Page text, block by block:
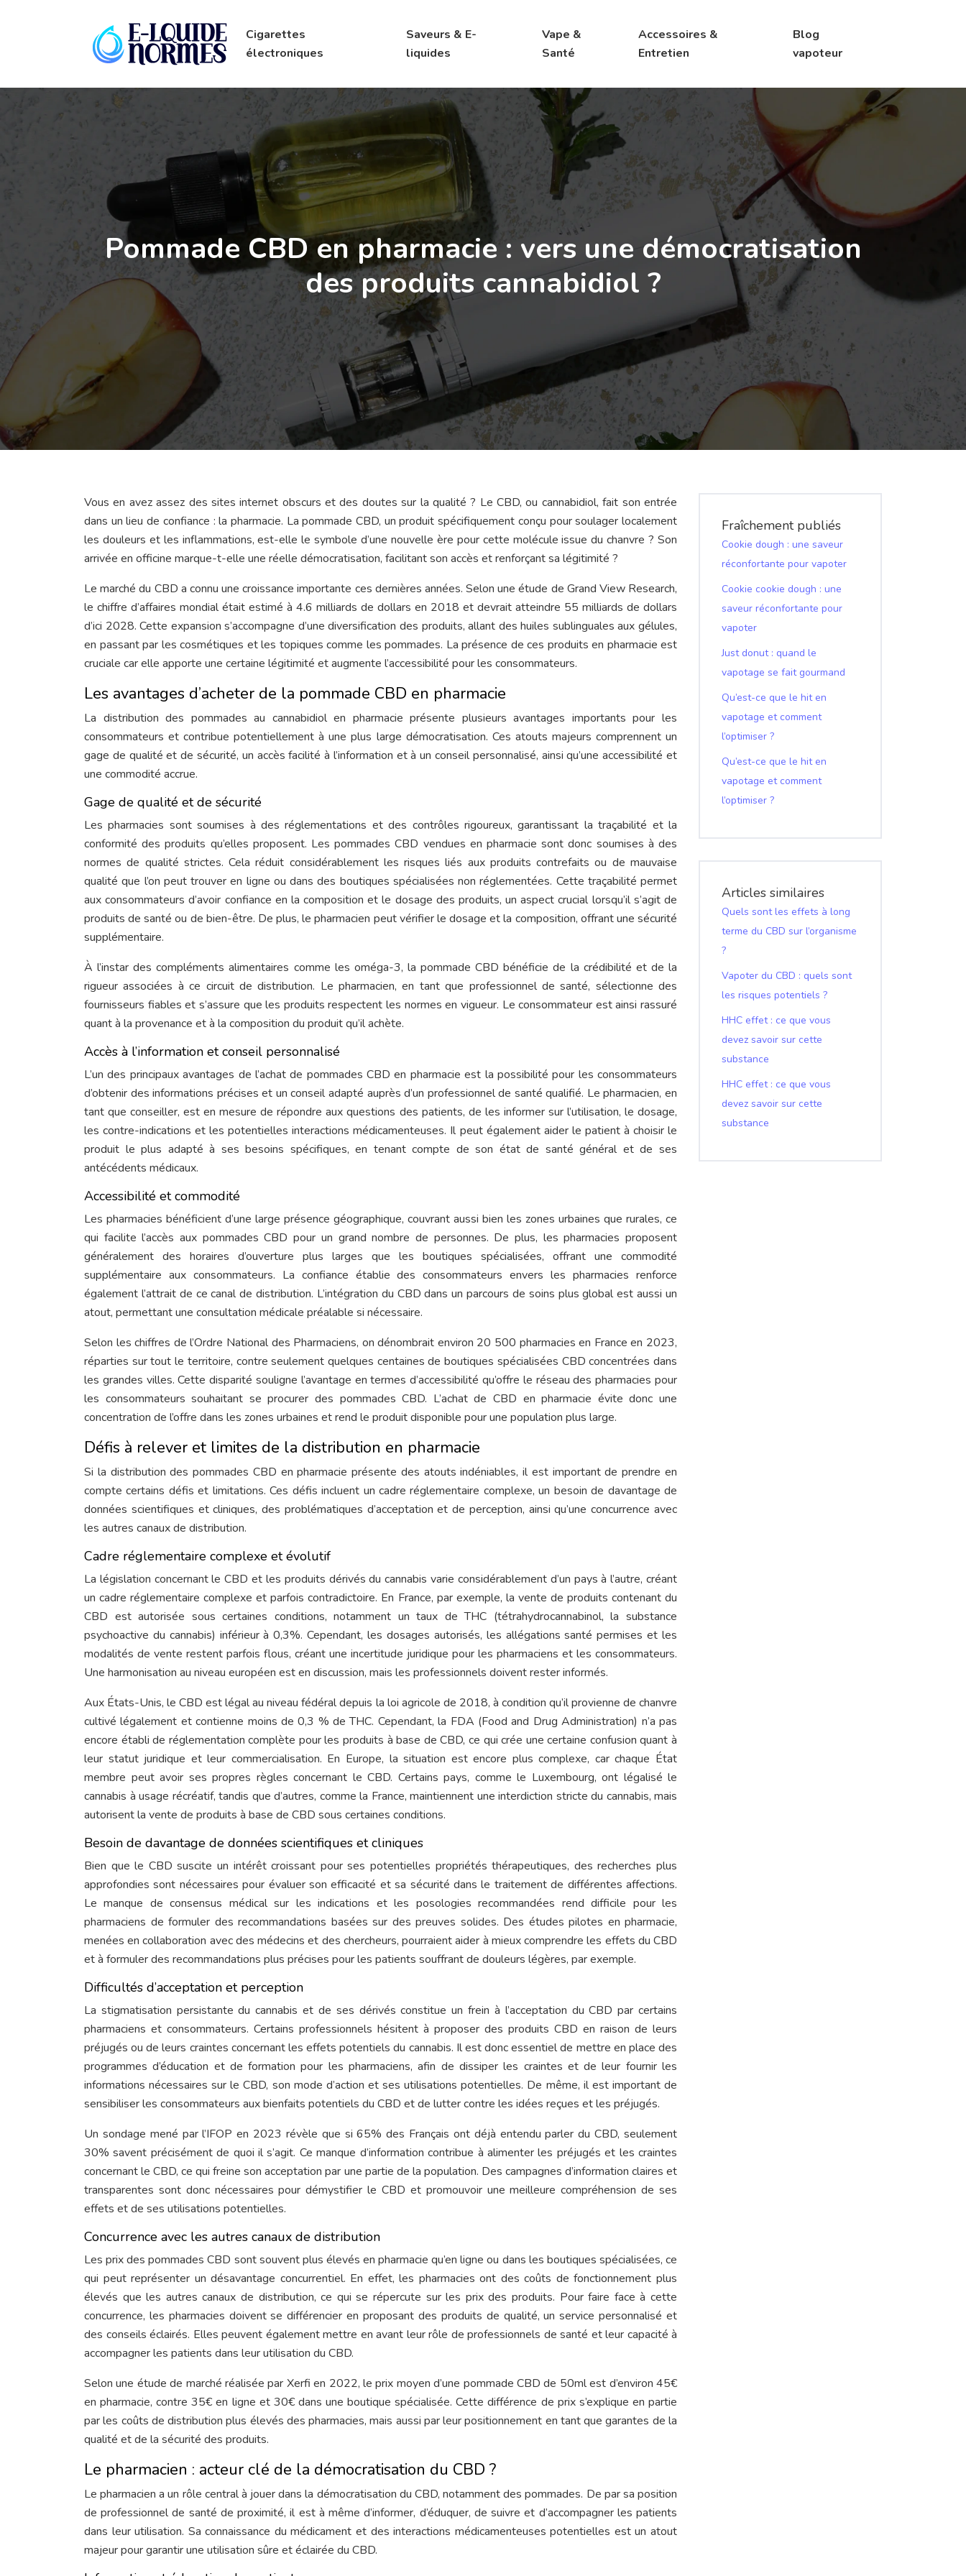
Cigarettes
électroniques
Saveurs & E-
liquides
Vape &
Santé
Accessoires &
Entretien
Blog
vapoteur
Pommade CBD en pharmacie : vers une démocratisation
des produits cannabidiol ?
Vous en avez assez des sites internet obscurs et des doutes sur la qualité ? Le CBD, ou cannabidiol, fait son entrée
dans un lieu de confiance : la pharmacie. La pommade CBD, un produit spécifiquement conçu pour soulager localement
les douleurs et les inflammations, est-elle le symbole d’une nouvelle ère pour cette molécule issue du chanvre ? Son
arrivée en officine marque-t-elle une réelle démocratisation, facilitant son accès et renforçant sa légitimité ?
Le marché du CBD a connu une croissance importante ces dernières années. Selon une étude de Grand View Research,
le chiffre d’affaires mondial était estimé à 4.6 milliards de dollars en 2018 et devrait atteindre 55 milliards de dollars
d’ici 2028. Cette expansion s’accompagne d’une diversification des produits, allant des huiles sublinguales aux gélules,
en passant par les cosmétiques et les topiques comme les pommades. La présence de ces produits en pharmacie est
cruciale car elle apporte une certaine légitimité et augmente l’accessibilité pour les consommateurs.
Les avantages d’acheter de la pommade CBD en pharmacie
La distribution des pommades au cannabidiol en pharmacie présente plusieurs avantages importants pour les
consommateurs et contribue potentiellement à une plus large démocratisation. Ces atouts majeurs comprennent un
gage de qualité et de sécurité, un accès facilité à l’information et à un conseil personnalisé, ainsi qu’une accessibilité et
une commodité accrue.
Gage de qualité et de sécurité
Les pharmacies sont soumises à des réglementations et des contrôles rigoureux, garantissant la traçabilité et la
conformité des produits qu’elles proposent. Les pommades CBD vendues en pharmacie sont donc soumises à des
normes de qualité strictes. Cela réduit considérablement les risques liés aux produits contrefaits ou de mauvaise
qualité que l’on peut trouver en ligne ou dans des boutiques spécialisées non réglementées. Cette traçabilité permet
aux consommateurs d’avoir confiance en la composition et le dosage des produits, un aspect crucial lorsqu’il s’agit de
produits de santé ou de bien-être. De plus, le pharmacien peut vérifier le dosage et la composition, offrant une sécurité
supplémentaire.
À l’instar des compléments alimentaires comme les oméga-3, la pommade CBD bénéficie de la crédibilité et de la
rigueur associées à ce circuit de distribution. Le pharmacien, en tant que professionnel de santé, sélectionne des
fournisseurs fiables et s’assure que les produits respectent les normes en vigueur. Le consommateur est ainsi rassuré
quant à la provenance et à la composition du produit qu’il achète.
Accès à l’information et conseil personnalisé
L’un des principaux avantages de l’achat de pommades CBD en pharmacie est la possibilité pour les consommateurs
d’obtenir des informations précises et un conseil adapté auprès d’un professionnel de santé qualifié. Le pharmacien, en
tant que conseiller, est en mesure de répondre aux questions des patients, de les informer sur l’utilisation, le dosage,
les contre-indications et les potentielles interactions médicamenteuses. Il peut également aider le patient à choisir le
produit le plus adapté à ses besoins spécifiques, en tenant compte de son état de santé général et de ses
antécédents médicaux.
Accessibilité et commodité
Les pharmacies bénéficient d’une large présence géographique, couvrant aussi bien les zones urbaines que rurales, ce
qui facilite l’accès aux pommades CBD pour un grand nombre de personnes. De plus, les pharmacies proposent
généralement des horaires d’ouverture plus larges que les boutiques spécialisées, offrant une commodité
supplémentaire aux consommateurs. La confiance établie des consommateurs envers les pharmacies renforce
également l’attrait de ce canal de distribution. L’intégration du CBD dans un parcours de soins plus global est aussi un
atout, permettant une consultation médicale préalable si nécessaire.
Selon les chiffres de l’Ordre National des Pharmaciens, on dénombrait environ 20 500 pharmacies en France en 2023,
réparties sur tout le territoire, contre seulement quelques centaines de boutiques spécialisées CBD concentrées dans
les grandes villes. Cette disparité souligne l’avantage en termes d’accessibilité qu’offre le réseau des pharmacies pour
les consommateurs souhaitant se procurer des pommades CBD. L’achat de CBD en pharmacie évite donc une
concentration de l’offre dans les zones urbaines et rend le produit disponible pour une population plus large.
Défis à relever et limites de la distribution en pharmacie
Si la distribution des pommades CBD en pharmacie présente des atouts indéniables, il est important de prendre en
compte certains défis et limitations. Ces défis incluent un cadre réglementaire complexe, un besoin de davantage de
données scientifiques et cliniques, des problématiques d’acceptation et de perception, ainsi qu’une concurrence avec
les autres canaux de distribution.
Cadre réglementaire complexe et évolutif
La législation concernant le CBD et les produits dérivés du cannabis varie considérablement d’un pays à l’autre, créant
un cadre réglementaire complexe et parfois contradictoire. En France, par exemple, la vente de produits contenant du
CBD est autorisée sous certaines conditions, notamment un taux de THC (tétrahydrocannabinol, la substance
psychoactive du cannabis) inférieur à 0,3%. Cependant, les dosages autorisés, les allégations santé permises et les
modalités de vente restent parfois flous, créant une incertitude juridique pour les pharmaciens et les consommateurs.
Une harmonisation au niveau européen est en discussion, mais les professionnels doivent rester informés.
Aux États-Unis, le CBD est légal au niveau fédéral depuis la loi agricole de 2018, à condition qu’il provienne de chanvre
cultivé légalement et contienne moins de 0,3 % de THC. Cependant, la FDA (Food and Drug Administration) n’a pas
encore établi de réglementation complète pour les produits à base de CBD, ce qui crée une certaine confusion quant à
leur statut juridique et leur commercialisation. En Europe, la situation est encore plus complexe, car chaque État
membre peut avoir ses propres règles concernant le CBD. Certains pays, comme le Luxembourg, ont légalisé le
cannabis à usage récréatif, tandis que d’autres, comme la France, maintiennent une interdiction stricte du cannabis, mais
autorisent la vente de produits à base de CBD sous certaines conditions.
Besoin de davantage de données scientifiques et cliniques
Bien que le CBD suscite un intérêt croissant pour ses potentielles propriétés thérapeutiques, des recherches plus
approfondies sont nécessaires pour évaluer son efficacité et sa sécurité dans le traitement de différentes affections.
Le manque de consensus médical sur les indications et les posologies recommandées rend difficile pour les
pharmaciens de formuler des recommandations basées sur des preuves solides. Des études pilotes en pharmacie,
menées en collaboration avec des médecins et des chercheurs, pourraient aider à mieux comprendre les effets du CBD
et à formuler des recommandations plus précises pour les patients souffrant de douleurs légères, par exemple.
Difficultés d’acceptation et perception
La stigmatisation persistante du cannabis et de ses dérivés constitue un frein à l’acceptation du CBD par certains
pharmaciens et consommateurs. Certains professionnels hésitent à proposer des produits CBD en raison de leurs
préjugés ou de leurs craintes concernant les effets potentiels du cannabis. Il est donc essentiel de mettre en place des
programmes d’éducation et de formation pour les pharmaciens, afin de dissiper les craintes et de leur fournir les
informations nécessaires sur le CBD, son mode d’action et ses utilisations potentielles. De même, il est important de
sensibiliser les consommateurs aux bienfaits potentiels du CBD et de lutter contre les idées reçues et les préjugés.
Un sondage mené par l’IFOP en 2023 révèle que si 65% des Français ont déjà entendu parler du CBD, seulement
30% savent précisément de quoi il s’agit. Ce manque d’information contribue à alimenter les préjugés et les craintes
concernant le CBD, ce qui freine son acceptation par une partie de la population. Des campagnes d’information claires et
transparentes sont donc nécessaires pour démystifier le CBD et promouvoir une meilleure compréhension de ses
effets et de ses utilisations potentielles.
Concurrence avec les autres canaux de distribution
Les prix des pommades CBD sont souvent plus élevés en pharmacie qu’en ligne ou dans les boutiques spécialisées, ce
qui peut représenter un désavantage concurrentiel. En effet, les pharmacies ont des coûts de fonctionnement plus
élevés que les autres canaux de distribution, ce qui se répercute sur les prix des produits. Pour faire face à cette
concurrence, les pharmacies doivent se différencier en proposant des produits de qualité, un service personnalisé et
des conseils éclairés. Elles peuvent également mettre en avant leur rôle de professionnels de santé et leur capacité à
accompagner les patients dans leur utilisation du CBD.
Selon une étude de marché réalisée par Xerfi en 2022, le prix moyen d’une pommade CBD de 50ml est d’environ 45€
en pharmacie, contre 35€ en ligne et 30€ dans une boutique spécialisée. Cette différence de prix s’explique en partie
par les coûts de distribution plus élevés des pharmacies, mais aussi par leur positionnement en tant que garantes de la
qualité et de la sécurité des produits.
Le pharmacien : acteur clé de la démocratisation du CBD ?
Le pharmacien a un rôle central à jouer dans la démocratisation du CBD, notamment des pommades. De par sa position
de professionnel de santé de proximité, il est à même d’informer, d’éduquer, de suivre et d’accompagner les patients
dans leur utilisation. Sa connaissance du médicament et des interactions médicamenteuses potentielles est un atout
majeur pour garantir une utilisation sûre et éclairée du CBD.
Fraîchement publiés
Cookie dough : une saveur
réconfortante pour vapoter
Cookie cookie dough : une
saveur réconfortante pour
vapoter
Just donut : quand le
vapotage se fait gourmand
Qu’est-ce que le hit en
vapotage et comment
l’optimiser ?
Qu’est-ce que le hit en
vapotage et comment
l’optimiser ?
Articles similaires
Quels sont les effets à long
terme du CBD sur l’organisme
?
Vapoter du CBD : quels sont
les risques potentiels ?
HHC effet : ce que vous
devez savoir sur cette
substance
HHC effet : ce que vous
devez savoir sur cette
substance